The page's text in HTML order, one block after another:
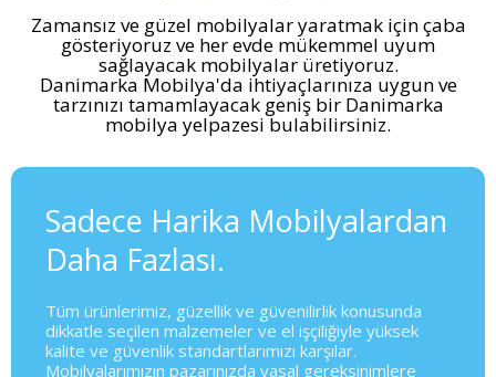
Zamansız ve güzel mobilyalar yaratmak için çaba
gösteriyoruz ve her evde mükemmel uyum
sağlayacak mobilyalar üretiyoruz.
Danimarka Mobilya'da ihtiyaçlarınıza uygun ve
tarzınızı tamamlayacak geniş bir Danimarka
mobilya yelpazesi bulabilirsiniz.
Sadece Harika Mobilyalardan
Daha Fazlası.
Tüm ürünlerimiz, güzellik ve güvenilirlik konusunda
dikkatle seçilen malzemeler ve el işçiliğiyle yüksek
kalite ve güvenlik standartlarımızı karşılar.
Mobilyalarımızın pazarınızda yasal gereksinimlere